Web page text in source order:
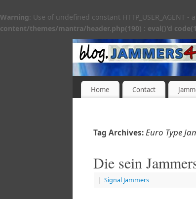
Warning: Use of undefined constant HTTP_USER_AGENT
content/themes/mantra/header.php(190) : eval()'d
Home Contact
Tag Archives:Euro Type
Die sein
| Signal Jammers